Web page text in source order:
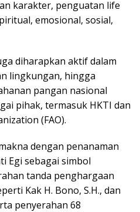
karakter, penguatan life
emosional, sosial,
diharapkan aktif dalam
lingkungan, hingga
pangan nasional
pihak, termasuk HKTI dan
(FAO).
dengan penanaman
Egi sebagai simbol
tanda penghargaan
Kak H. Bono, S.H., dan
penyerahan 68